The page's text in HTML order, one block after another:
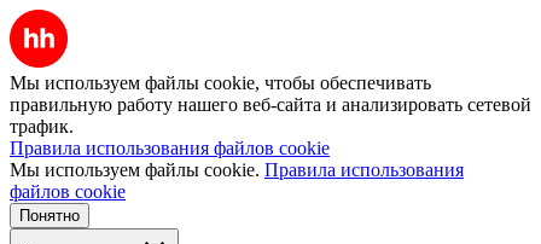
Мы используем файлы cookie, чтобы обеспечивать
правильную работу нашего веб-сайта и анализировать сетевой
трафик.
Правила использования файлов cookie
Мы используем файлы cookie. Правила использования
файлов cookie
Понятно